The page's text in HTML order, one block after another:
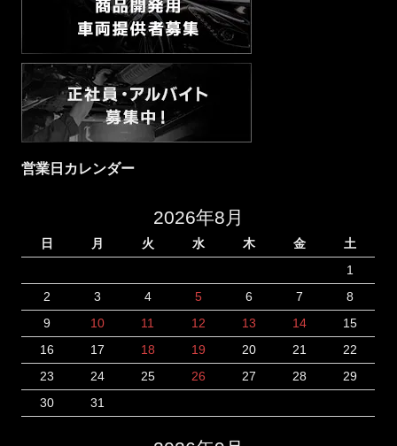
営業日カレンダー
2026年8月
日 月 火 水 木 金
土
1
2
3 4 5 6 7
8
9
10 11 12 13 14
15
16
17 18 19 20 21
22
23
24 25 26 27 28
29
30
31